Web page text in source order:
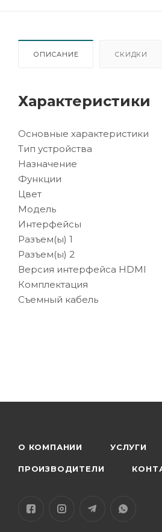
ОПИСАНИЕ СКИДКИ
Характеристики
Основные характеристики
Тип устройства
Назначение
Функции
Цвет
Модель
Интерфейсы
Разъем(ы) 1
Разъем(ы) 2
Версия интерфейса HDMI
Комплектация
Съемный кабель
О КОМПАНИИ УСЛУГИ
ПРОИЗВОДИТЕЛИ